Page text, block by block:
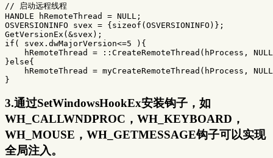
// 启动远程线程
HANDLE hRemoteThread = NULL;
OSVERSIONINFO svex = {sizeof(OSVERSIONINFO)};
GetVersionEx(&svex);
if( svex.dwMajorVersion<=5 ){
hRemoteThread = ::CreateRemoteThread(hProcess,
}else{
hRemoteThread = myCreateRemoteThread(hProcess,
3.通过SetWindowsHookEx安装钩子，如
WH_CALLWNDPROC，WH_KEYBOARD，
WH_MOUSE，WH_GETMESSAGE钩子可以实现
全局注入。